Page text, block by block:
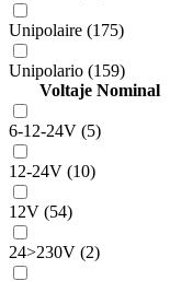
Unipolaire (175)
Unipolario (159)
Voltaje Nominal
6-12-24V (5)
12-24V (10)
12V (54)
24>230V (2)